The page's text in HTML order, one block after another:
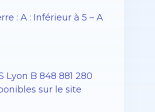
: A : Inférieur à 5 – A
Lyon B 848 881 280
sur le site